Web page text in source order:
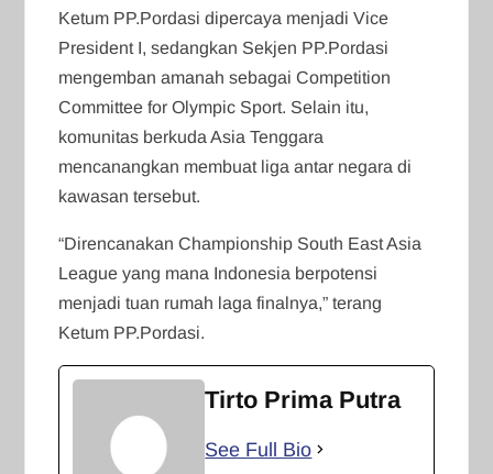
Ketum PP.Pordasi dipercaya menjadi Vice
President I, sedangkan Sekjen PP.Pordasi
mengemban amanah sebagai Competition
Committee for Olympic Sport. Selain itu,
komunitas berkuda Asia Tenggara
mencanangkan membuat liga antar negara di
kawasan tersebut.
“Direncanakan Championship South East Asia
League yang mana Indonesia berpotensi
menjadi tuan rumah laga finalnya,” terang
Ketum PP.Pordasi.
Tirto Prima Putra
See Full Bio